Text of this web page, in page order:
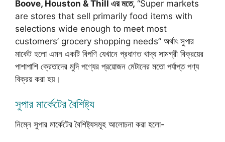
Boove, Houston & Thill এর মতে, “Super markets
are stores that sell primarily food items with
selections wide enough to meet most
customers’ grocery shopping needs” অর্থাৎ সুপার
মার্কেট হলো এমন একটি বিপণি যেখানে প্রধাণত খাদ্য সামগ্রী বিক্রয়ের
পাশাপাশি ক্রেতাদের মুদি পণ্যের প্রয়োজন মেটানের মতো পর্যাপ্ত পণ্য
বিক্রয় করা হয়।
সুপার মার্কেটের বৈশিষ্ট্য
নিম্নে সুপার মার্কেটের বৈশিষ্ট্যসমূহ আলোচনা করা হলো-